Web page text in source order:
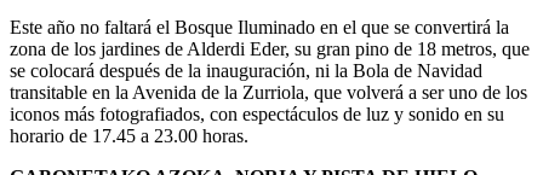
Este año no faltará el Bosque Iluminado en el que se convertirá la
zona de los jardines de Alderdi Eder, su gran pino de 18 metros, que
se colocará después de la inauguración, ni la Bola de Navidad
transitable en la Avenida de la Zurriola, que volverá a ser uno de los
iconos más fotografiados, con espectáculos de luz y sonido en su
horario de 17.45 a 23.00 horas.